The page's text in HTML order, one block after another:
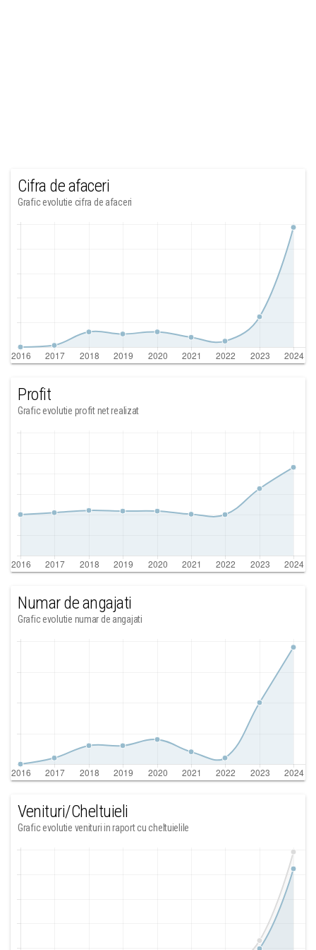
Cifra de afaceri
Grafic evolutie cifra de afaceri
Profit
Grafic evolutie profit net realizat
Numar de angajati
Grafic evolutie numar de angajati
Venituri/Cheltuieli
Grafic evolutie venituri in raport cu cheltuielile